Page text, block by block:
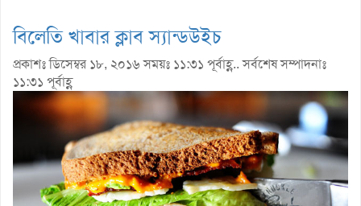
বিলেতি খাবার ক্লাব স্যান্ডউইচ
প্রকাশঃ ডিসেম্বর ১৮, ২০১৬ সময়ঃ ১১:৩১ পূর্বাহ্ণ.. সর্বশেষ সম্পাদনাঃ
১১:৩১ পূর্বাহ্ণ